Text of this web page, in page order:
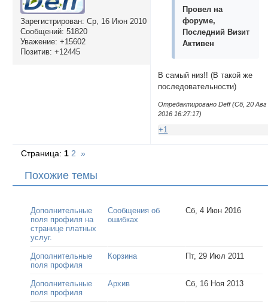
Зарегистрирован: Ср, 16 Июн 2010
Сообщений: 51820
Уважение: +15602
Позитив: +12445
Провел на
форуме,
Последний Визит
Активен
В самый низ!! (В такой же
последовательности)
Отредактировано Deff (Сб, 20 Авг
2016 16:27:17)
+1
Страница: 1 2 »
Похожие темы
Дополнительные
поля профиля на
странице платных
услуг.
Сообщения об
ошибках
Сб, 4 Июн 2016
Дополнительные
поля профиля
Корзина Пт, 29 Июл 2011
Дополнительные
поля профиля
Архив Сб, 16 Ноя 2013